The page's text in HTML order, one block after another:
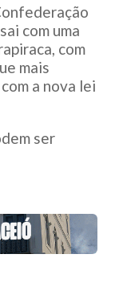
com uma
com
mais
a nova lei
ser